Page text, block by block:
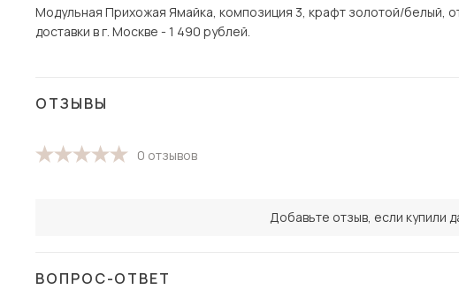
Модульная Прихожая Ямайка, композиция 3, крафт золотой/белый,
доставки в г. Москве - 1 490 рублей.
ОТЗЫВЫ
0 отзывов
Добавьте отзыв, если купили
ВОПРОС-ОТВЕТ